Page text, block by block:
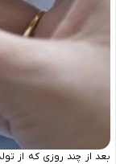
بعد از چند روزی که از